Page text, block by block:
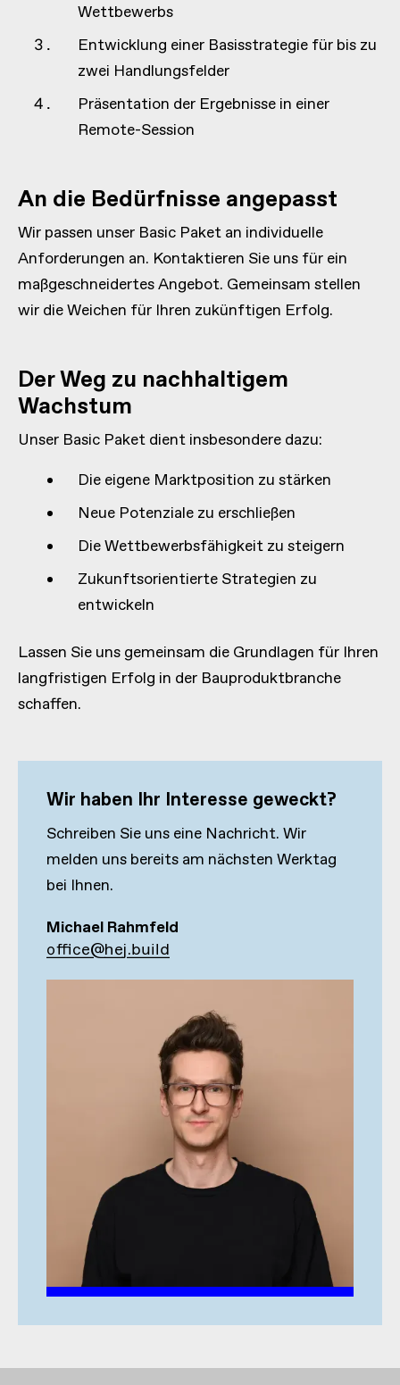
Wettbewerbs
Entwicklung einer Basisstrategie für bis zu
zwei Handlungsfelder
Präsentation der Ergebnisse in einer
Remote-Session
An die Bedürfnisse angepasst
Wir passen unser Basic Paket an individuelle
Anforderungen an. Kontaktieren Sie uns für ein
maßgeschneidertes Angebot. Gemeinsam stellen
wir die Weichen für Ihren zukünftigen Erfolg.
Der Weg zu nachhaltigem
Wachstum
Unser Basic Paket dient insbesondere dazu:
Die eigene Marktposition zu stärken
Neue Potenziale zu erschließen
Die Wettbewerbsfähigkeit zu steigern
Zukunftsorientierte Strategien zu
entwickeln
Lassen Sie uns gemeinsam die Grundlagen für Ihren
langfristigen Erfolg in der Bauproduktbranche
schaffen.
Wir haben Ihr Interesse geweckt?
Schreiben Sie uns eine Nachricht. Wir
melden uns bereits am nächsten Werktag
bei Ihnen.
Michael Rahmfeld
office@hej.build